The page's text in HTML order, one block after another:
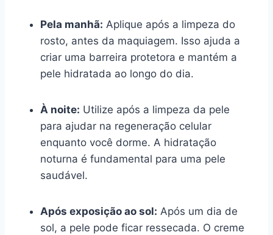
Pela manhã: Aplique após a limpeza do
rosto, antes da maquiagem. Isso ajuda a
criar uma barreira protetora e mantém a
pele hidratada ao longo do dia.
À noite: Utilize após a limpeza da pele
para ajudar na regeneração celular
enquanto você dorme. A hidratação
noturna é fundamental para uma pele
saudável.
Após exposição ao sol: Após um dia de
sol, a pele pode ficar ressecada. O creme